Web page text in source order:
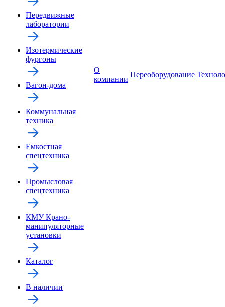
Передвижные
лаборатории
Изотермические
фургоны
Вагон-дома
Коммунальная
техника
Емкостная
спецтехника
Промысловая
спецтехника
КМУ Крано-
манипуляторные
установки
Каталог
В наличии
О
компании
Переоборудование